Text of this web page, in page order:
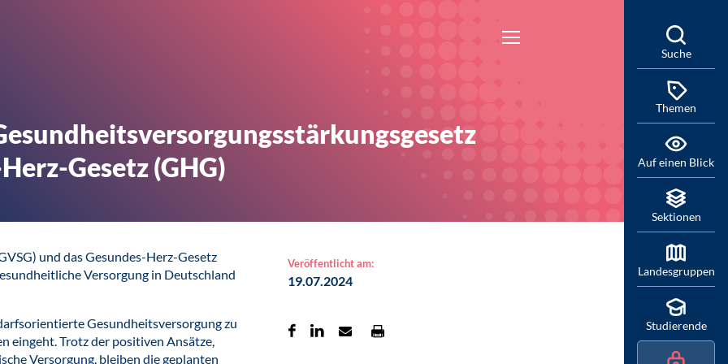
Gesetz (GHG)
und das Gesundes-Herz-Gesetz
Versorgung in Deutschland
Gesundheitsversorgung zu
eingeht. Trotz der positiven Ansätze,
Versorgung, bleiben die geplanten
Veröffentlicht am:
19.07.2024
Suche
Themen
Auf einen Blick
Sektionen
Landesgruppen
Studierende